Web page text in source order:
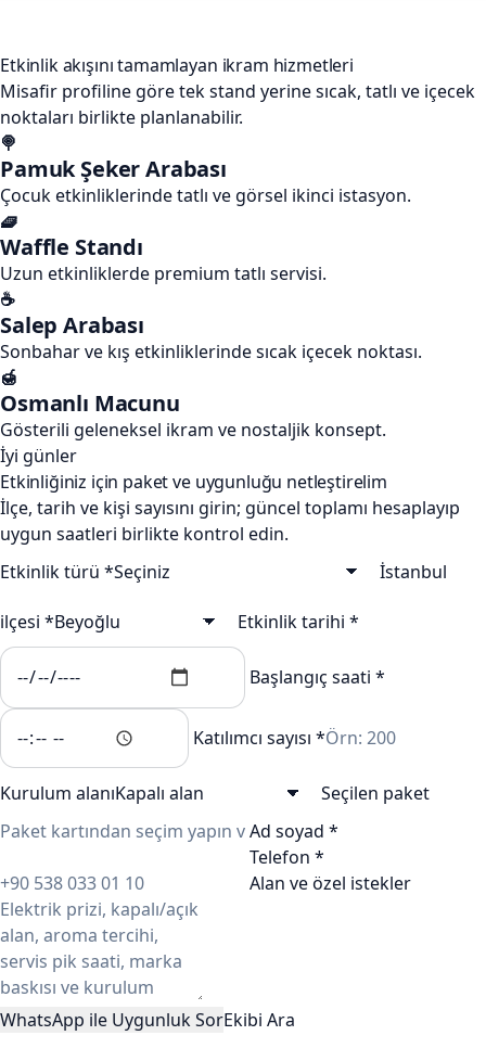
Etkinlik akışını tamamlayan ikram hizmetleri
Misafir profiline göre tek stand yerine sıcak, tatlı ve içecek
noktaları birlikte planlanabilir.
🍭
Pamuk Şeker Arabası
Çocuk etkinliklerinde tatlı ve görsel ikinci istasyon.
🧇
Waffle Standı
Uzun etkinliklerde premium tatlı servisi.
☕
Salep Arabası
Sonbahar ve kış etkinliklerinde sıcak içecek noktası.
🍯
Osmanlı Macunu
Gösterili geleneksel ikram ve nostaljik konsept.
İyi günler
Etkinliğiniz için paket ve uygunluğu netleştirelim
İlçe, tarih ve kişi sayısını girin; güncel toplamı hesaplayıp
uygun saatleri birlikte kontrol edin.
Etkinlik türü *
İstanbul
ilçesi * Etkinlik tarihi *
Başlangıç saati *
Katılımcı sayısı *
Kurulum alanı
Seçilen paket
Ad soyad *
Telefon *
Alan ve özel istekler
WhatsApp ile Uygunluk SorEkibi Ara